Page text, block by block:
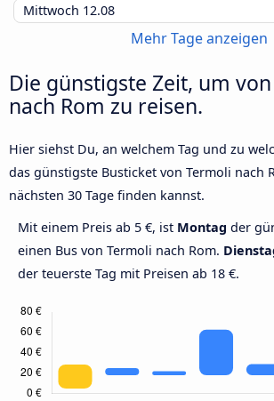
Mittwoch 12.08
Mehr Tage anzeigen
Die günstigste Zeit, um
nach Rom zu reisen.
Hier siehst Du, an welchem Tag und zu
das günstigste Busticket von Termoli nach
nächsten 30 Tage finden kannst.
Mit einem Preis ab 5 €, ist Montag der
einen Bus von Termoli nach Rom.
der teuerste Tag mit Preisen ab 18 €.